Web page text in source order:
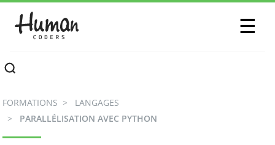
☰
CONTACTEZ-NOUS
FORMATIONS
LANGAGES
PARALLÉLISATION AVEC PYTHON